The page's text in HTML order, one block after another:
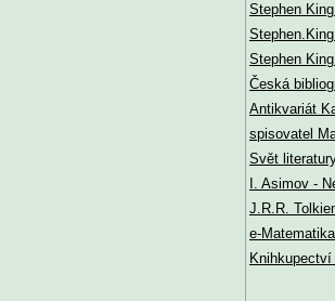
Stephen
Stephen
Česká
Antikvariát
spisovatel
Svět
I. Asimov -
J.R.R.
e-Matematika